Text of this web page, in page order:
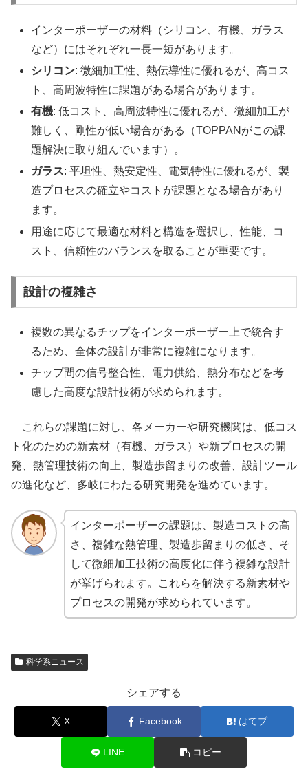
インターポーザーの材料（シリコン、有機、ガラス
など）にはそれぞれ一長一短があります。
シリコン: 微細加工性、熱伝導性に優れるが、高コス
ト、高周波特性に課題がある場合があります。
有機: 低コスト、高周波特性に優れるが、微細加工が
難しく、剛性が低い場合がある（TOPPANがこの課
題解決に取り組んでいます）。
ガラス: 平坦性、熱安定性、電気特性に優れるが、製
造プロセスの確立やコストが課題となる場合があり
ます。
用途に応じて最適な材料と構造を選択し、性能、コ
スト、信頼性のバランスを取ることが重要です。
設計の複雑さ
複数の異なるチップをインターポーザー上で統合す
るため、全体の設計が非常に複雑になります。
チップ間の信号整合性、電力供給、熱分布などを考
慮した高度な設計技術が求められます。
これらの課題に対し、各メーカーや研究機関は、低コス
ト化のための新素材（有機、ガラス）や新プロセスの開
発、熱管理技術の向上、製造歩留まりの改善、設計ツール
の進化など、多岐にわたる研究開発を進めています。
インターポーザーの課題は、製造コストの高
さ、複雑な熱管理、製造歩留まりの低さ、そ
して微細加工技術の高度化に伴う複雑な設計
が挙げられます。これらを解決する新素材や
プロセスの開発が求められています。
科学系ニュース
シェアする
X Facebook はてブ
LINE コピー